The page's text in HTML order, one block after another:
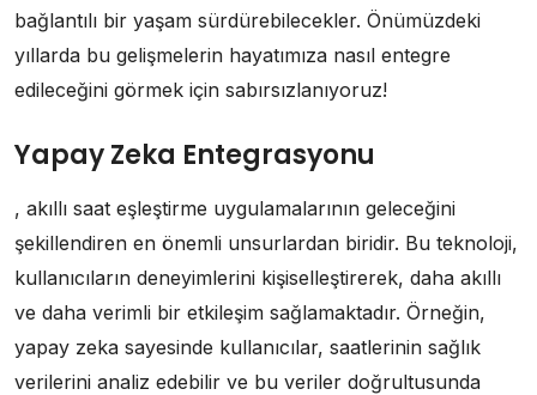
bağlantılı bir yaşam sürdürebilecekler. Önümüzdeki
yıllarda bu gelişmelerin hayatımıza nasıl entegre
edileceğini görmek için sabırsızlanıyoruz!
Yapay Zeka Entegrasyonu
, akıllı saat eşleştirme uygulamalarının geleceğini
şekillendiren en önemli unsurlardan biridir. Bu teknoloji,
kullanıcıların deneyimlerini kişiselleştirerek, daha akıllı
ve daha verimli bir etkileşim sağlamaktadır. Örneğin,
yapay zeka sayesinde kullanıcılar, saatlerinin sağlık
verilerini analiz edebilir ve bu veriler doğrultusunda